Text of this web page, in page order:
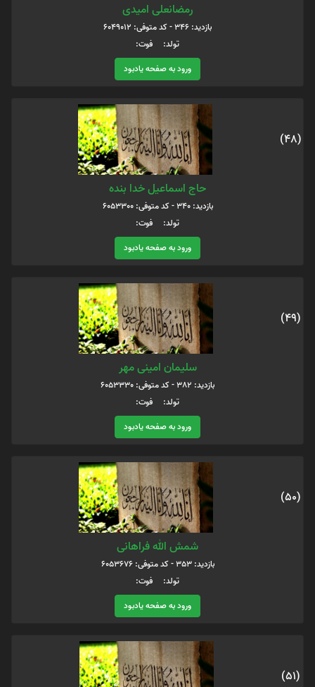
رمضانعلی امیدی
بازدید: 346 - کد متوفی: 6049012
تولد: فوت:
ورود به صفحه یادبود
(48)
حاج اسماعیل خدا بنده
بازدید: 340 - کد متوفی: 6053300
تولد: فوت:
ورود به صفحه یادبود
(49)
سلیمان امینی مهر
بازدید: 382 - کد متوفی: 6053330
تولد: فوت:
ورود به صفحه یادبود
(50)
شمش الله فراهانی
بازدید: 353 - کد متوفی: 6053676
تولد: فوت:
ورود به صفحه یادبود
(51)